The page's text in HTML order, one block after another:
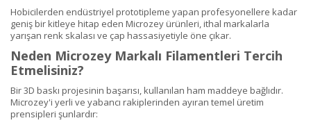
Hobicilerden endüstriyel prototipleme yapan profesyonellere kadar
geniş bir kitleye hitap eden Microzey ürünleri, ithal markalarla
yarışan renk skalası ve çap hassasiyetiyle öne çıkar.
Neden Microzey Markalı Filamentleri Tercih
Etmelisiniz?
Bir 3D baskı projesinin başarısı, kullanılan ham maddeye bağlıdır.
Microzey'i yerli ve yabancı rakiplerinden ayıran temel üretim
prensipleri şunlardır: